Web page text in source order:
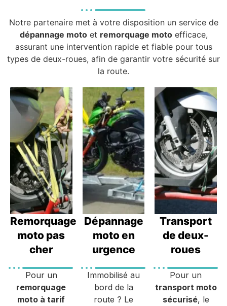
Notre partenaire met à votre disposition un service de
dépannage motoet remorquage motoefficace,
assurant une intervention rapide et fiable pour tous
types de deux-roues, afin de garantir votre sécurité sur
la route.
Remorquage
moto pas
cher
Pour un
remorquage
moto à tarif
Dépannage
moto en
urgence
Immobilisé au
bord de la
route ? Le
Transport
de deux-
roues
Pour un
transport moto
sécurisé, le